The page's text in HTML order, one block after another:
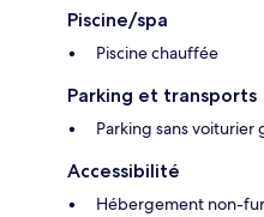
Piscine/spa
Piscine chauffée
Parking et transports
Parking sans voiturier
Accessibilité
Hébergement non-